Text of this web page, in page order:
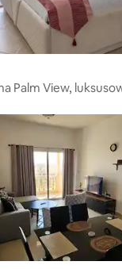
Palm View,